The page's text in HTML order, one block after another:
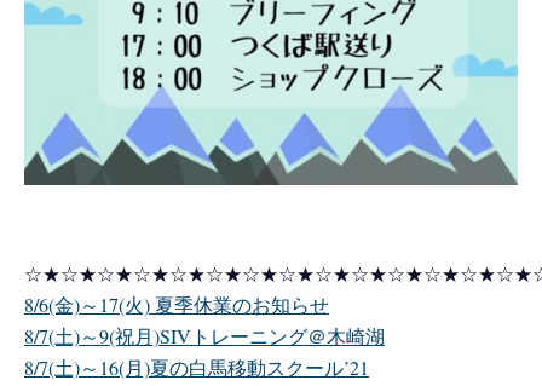
8/6(金)～17(火) 夏季休業のお知らせ
8/7(土)～9(祝月)SIVトレーニング＠木崎湖
8/7(土)～16(月)夏の白馬移動スクール’21